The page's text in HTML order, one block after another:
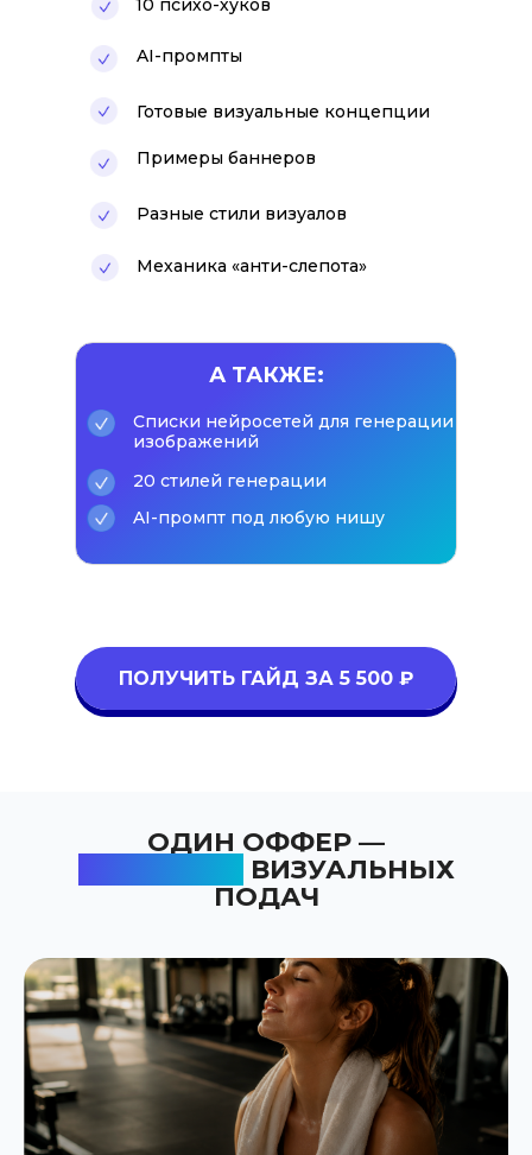
10 психо-хуков
AI-промпты
Готовые визуальные концепции
Примеры баннеров
Списки нейросетей для генерации
изображений
AI-промпт под любую нишу
20 стилей генерации
Разные стили визуалов
Механика «анти-слепота»
А ТАКЖЕ:
ПОЛУЧИТЬ ГАЙД ЗА 5 500 ₽
ОДИН ОФФЕР —
ВИЗУАЛЬНЫХ
ПОДАЧ